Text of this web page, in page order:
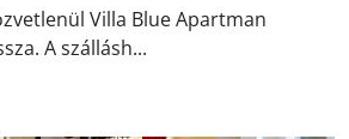
Villa Blue Apartman
A szállásh...